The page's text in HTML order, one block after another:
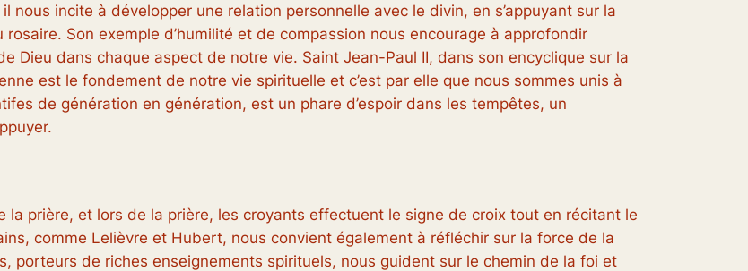
nous incite à développer une relation personnelle avec le divin, en s’appuyant sur la
Son exemple d’humilité et de compassion nous encourage à approfondir
Dieu dans chaque aspect de notre vie. Saint Jean-Paul II, dans son encyclique sur la
est le fondement de notre vie spirituelle et c’est par elle que nous sommes unis à
de génération en génération, est un phare d’espoir dans les tempêtes, un
la prière, et lors de la prière, les croyants effectuent le signe de croix tout en récitant le
comme Lelièvre et Hubert, nous convient également à réfléchir sur la force de la
porteurs de riches enseignements spirituels, nous guident sur le chemin de la foi et